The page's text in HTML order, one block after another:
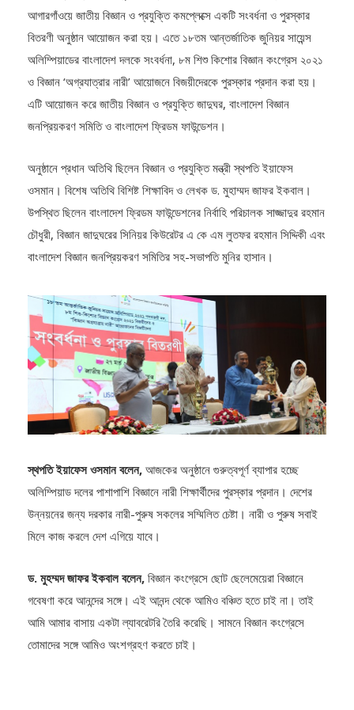
ক.বি.ডেস্ক: স্বাধীনতার সুবর্ণ জয়ন্তী উপলক্ষে গত রবিবার (২৭ মার্চ)
আগারগাঁওয়ে জাতীয় বিজ্ঞান ও প্রযুক্তি কমপ্লেক্সে একটি সংবর্ধনা ও পুরস্কার
বিতরণী অনুষ্ঠান আয়োজন করা হয়। এতে ১৮তম আন্তর্জাতিক জুনিয়র সায়েন্স
অলিম্পিয়াডের বাংলাদেশ দলকে সংবর্ধনা, ৮ম শিশু কিশোর বিজ্ঞান কংগ্রেস ২০২১
ও বিজ্ঞান ‘অগ্রযাত্রার নারী’ আয়োজনে বিজয়ীদেরকে পুরস্কার প্রদান করা হয়।
এটি আয়োজন করে জাতীয় বিজ্ঞান ও প্রযুক্তি জাদুঘর, বাংলাদেশ বিজ্ঞান
অনুষ্ঠানে প্রধান অতিথি ছিলেন বিজ্ঞান ও প্রযুক্তি মন্ত্রী স্থপতি ইয়াফেস
ওসমান। বিশেষ অতিথি বিশিষ্ট শিক্ষাবিদ ও লেখক ড. মুহাম্মদ জাফর ইকবাল।
উপস্থিত ছিলেন বাংলাদেশ ফ্রিডম ফাউন্ডেশনের নির্বাহি পরিচালক সাজ্জাদুর রহমান
চৌধুরী, বিজ্ঞান জাদুঘরের সিনিয়র কিউরেটর এ কে এম লুতফর রহমান সিদ্দিকী এবং
স্থপতি ইয়াফেস ওসমান বলেন,আজকের অনুষ্ঠানে গুরুত্বপূর্ণ ব্যাপার হচ্ছে
অলিম্পিয়াড দলের পাশাপাশি বিজ্ঞানে নারী শিক্ষার্থীদের পুরস্কার প্রদান। দেশের
উন্নয়নের জন্য দরকার নারী-পুরুষ সকলের সম্মিলিত চেষ্টা। নারী ও পুরুষ সবাই
ড. মুহম্মদ জাফর ইকবাল বলেন,বিজ্ঞান কংগ্রেসে ছোট ছেলেমেয়েরা বিজ্ঞানে
গবেষণা করে আনন্দের সঙ্গে। এই আনন্দ থেকে আমিও বঞ্চিত হতে চাই না। তাই
আমি আমার বাসায় একটা ল্যাবরেটরি তৈরি করেছি। সামনে বিজ্ঞান কংগ্রেসে